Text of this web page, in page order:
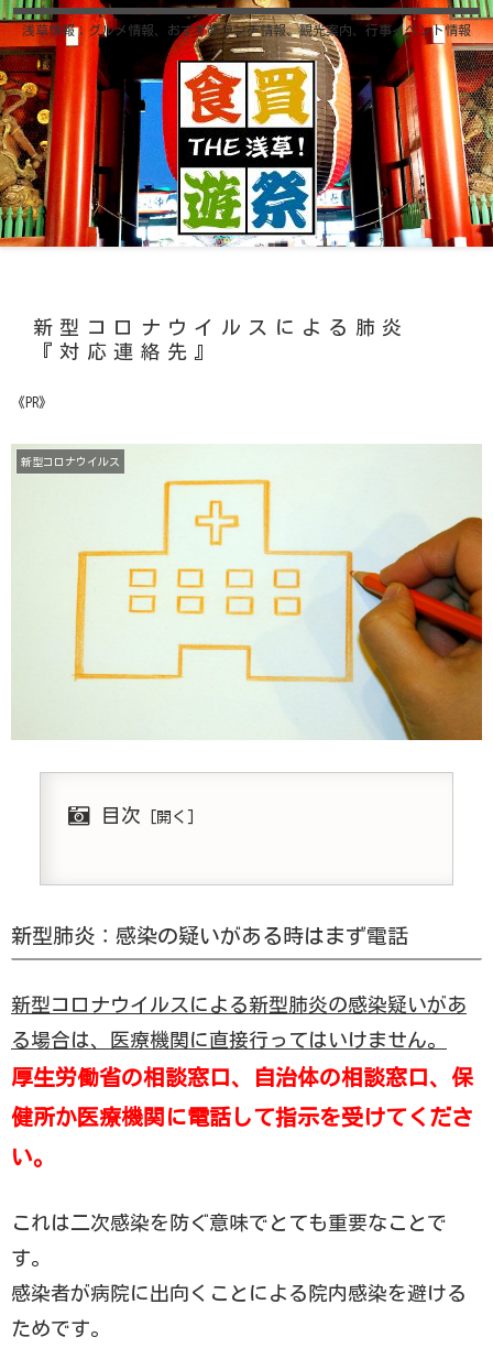
浅草情報；グルメ情報、おすすめランチ情報、観光案内、行事イベント情報
新型コロナウイルスによる肺炎
『対応連絡先』
《PR》
新型コロナウイルス
目次
新型肺炎：感染の疑いがある時はまず電話
新型コロナウイルスによる新型肺炎の感染疑いがあ
る場合は、医療機関に直接行ってはいけません。
厚生労働省の相談窓口、自治体の相談窓口、保
健所か医療機関に電話して指示を受けてくださ
い。
これは二次感染を防ぐ意味でとても重要なことで
す。
感染者が病院に出向くことによる院内感染を避ける
ためです。